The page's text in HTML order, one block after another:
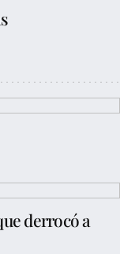
derrocó a